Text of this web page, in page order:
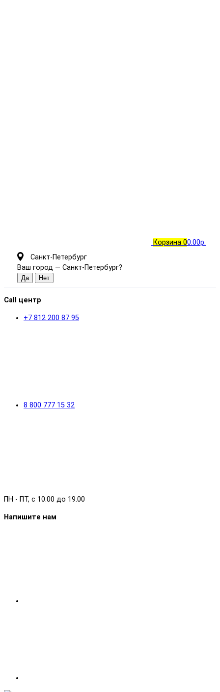
Корзина 00.00р.
Санкт-Петербург
Ваш город — Санкт-Петербург?
Call центр
+7 812 200 87 95
8 800 777 15 32
ПН - ПТ, с 10.00 до 19.00
Напишите нам